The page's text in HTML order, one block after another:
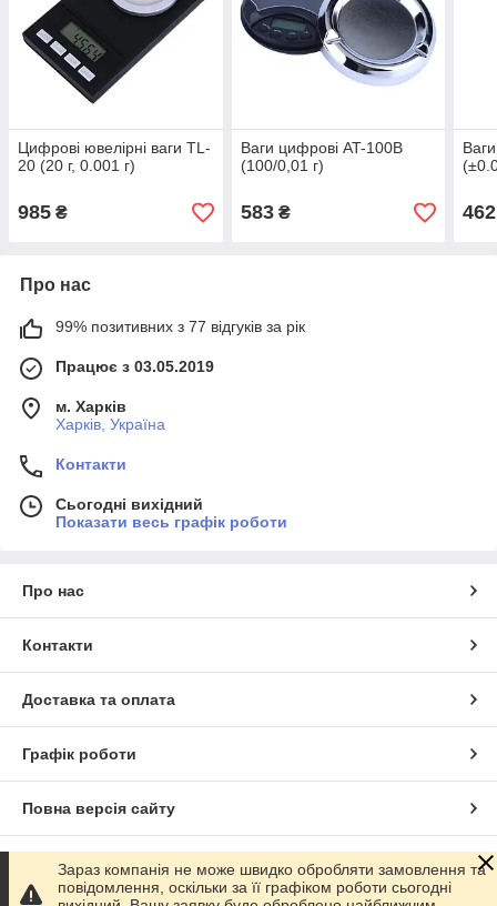
Цифрові ювелірні ваги TL-
20 (20 г, 0.001 г)
985 ₴
Ваги цифрові AT-100B
(100/0,01 г)
583₴ 462
Про нас
99% позитивних з 77 відгуків за рік
Працює з 03.05.2019
м. Харків
Харків, Україна
Контакти
Сьогодні вихідний
Показати весь графік роботи
Про нас
Контакти
Доставка та оплата
Графік роботи
Повна версія сайту
Сайт створено на маркетплейсіProm.ua
Зараз компанія не може швидко обробляти замовлення та
повідомлення, оскільки за її графіком роботи сьогодні